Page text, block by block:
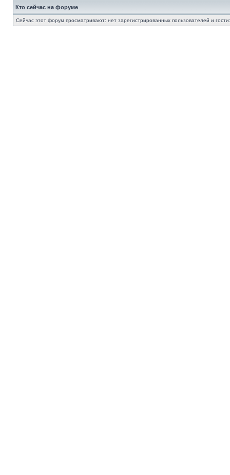
Кто сейчас на форуме
Сейчас этот форум просматривают: нет зарегистрированных пользователей и